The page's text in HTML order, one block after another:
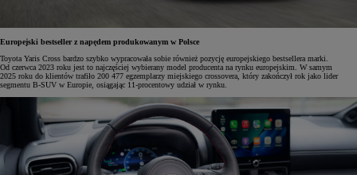
Europejski bestseller z napędem produkowanym w Polsce
Toyota Yaris Cross bardzo szybko wypracowała sobie również pozycję europejskiego bestsellera marki.
Od czerwca 2023 roku jest to najczęściej wybierany model producenta na rynku europejskim. W samym
2025 roku do klientów trafiło 200 477 egzemplarzy miejskiego crossovera, który zakończył rok jako lider
segmentu B-SUV w Europie, osiągając 11-procentowy udział w rynku.